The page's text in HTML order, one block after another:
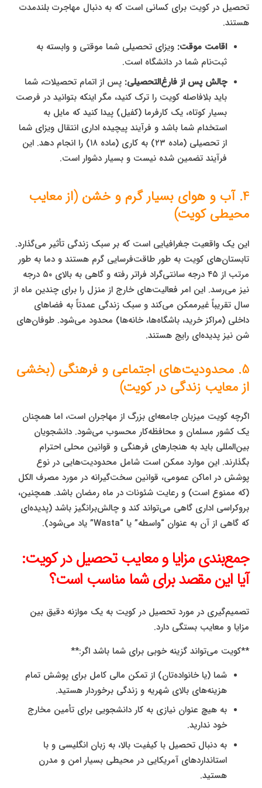
تحصیل در کویت برای کسانی است که به دنبال مهاجرت بلندمدت
هستند.
اقامت موقت: ویزای تحصیلی شما موقتی و وابسته به
ثبت‌نام شما در دانشگاه است.
چالش پس از فارغ‌التحصیلی: پس از اتمام تحصیلات، شما
باید بلافاصله کویت را ترک کنید، مگر اینکه بتوانید در فرصت
بسیار کوتاه، یک کارفرما (کفیل) پیدا کنید که مایل به
استخدام شما باشد و فرآیند پیچیده اداری انتقال ویزای شما
از تحصیلی (ماده ۲۳) به کاری (ماده ۱۸) را انجام دهد. این
فرآیند تضمین شده نیست و بسیار دشوار است.
4. آب و هوای بسیار گرم و خشن (از معایب
محیطی کویت)
این یک واقعیت جغرافیایی است که بر سبک زندگی تأثیر می‌گذارد.
تابستان‌های کویت به طور طاقت‌فرسایی گرم هستند و دما به طور
مرتب از ۴۵ درجه سانتی‌گراد فراتر رفته و گاهی به بالای ۵۰ درجه
نیز می‌رسد. این امر فعالیت‌های خارج از منزل را برای چندین ماه از
سال تقریباً غیرممکن می‌کند و سبک زندگی عمدتاً به فضاهای
داخلی (مراکز خرید، باشگاه‌ها، خانه‌ها) محدود می‌شود. طوفان‌های
شن نیز پدیده‌ای رایج هستند.
5. محدودیت‌های اجتماعی و فرهنگی (بخشی
از معایب زندگی در کویت)
اگرچه کویت میزبان جامعه‌ای بزرگ از مهاجران است، اما همچنان
یک کشور مسلمان و محافظه‌کار محسوب می‌شود. دانشجویان
بین‌المللی باید به هنجارهای فرهنگی و قوانین محلی احترام
بگذارند. این موارد ممکن است شامل محدودیت‌هایی در نوع
پوشش در اماکن عمومی، قوانین سخت‌گیرانه در مورد مصرف الکل
(که ممنوع است) و رعایت شئونات در ماه رمضان باشد. همچنین،
بروکراسی اداری گاهی می‌تواند کند و چالش‌برانگیز باشد (پدیده‌ای
که گاهی از آن به عنوان “واسطه” یا “Wasta” یاد می‌شود).
جمع‌بندی مزایا و معایب تحصیل در کویت:
آیا این مقصد برای شما مناسب است؟
تصمیم‌گیری در مورد تحصیل در کویت به یک موازنه دقیق بین
مزایا و معایب بستگی دارد.
**کویت می‌تواند گزینه خوبی برای شما باشد اگر:**
شما (یا خانواده‌تان) از تمکن مالی کامل برای پوشش تمام
هزینه‌های بالای شهریه و زندگی برخوردار هستید.
به هیچ عنوان نیازی به کار دانشجویی برای تأمین مخارج
خود ندارید.
به دنبال تحصیل با کیفیت بالا، به زبان انگلیسی و با
استانداردهای آمریکایی در محیطی بسیار امن و مدرن
هستید.